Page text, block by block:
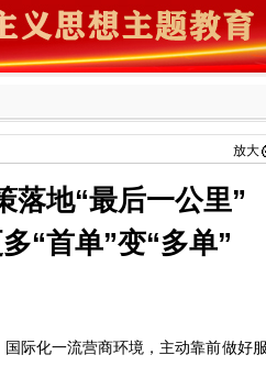
放大
落地“最后一公里”
“首单”变“多单”
化一流营商环境，主动靠前做好